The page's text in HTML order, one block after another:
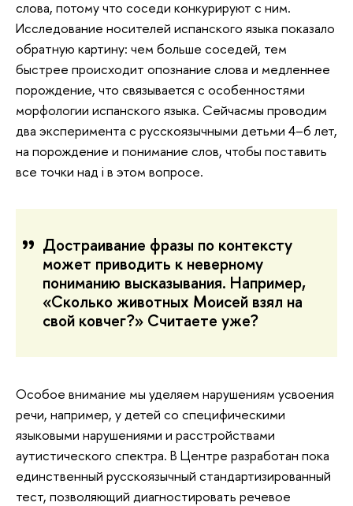
слова, потому что соседи конкурируют с ним.
Исследование носителей испанского языка показало
обратную картину: чем больше соседей, тем
быстрее происходит опознание слова и медленнее
порождение, что связывается с особенностями
морфологии испанского языка. Сейчасмы проводим
два эксперимента с русскоязычными детьми 4–6 лет,
на порождение и понимание слов, чтобы поставить
все точки над i в этом вопросе.
Достраивание фразы по контексту
может приводить к неверному
пониманию высказывания. Например,
«Сколько животных Моисей взял на
свой ковчег?» Считаете уже?
Особое внимание мы уделяем нарушениям усвоения
речи, например, у детей со специфическими
языковыми нарушениями и расстройствами
аутистического спектра. В Центре разработан пока
единственный русскоязычный стандартизированный
тест, позволяющий диагностировать речевое